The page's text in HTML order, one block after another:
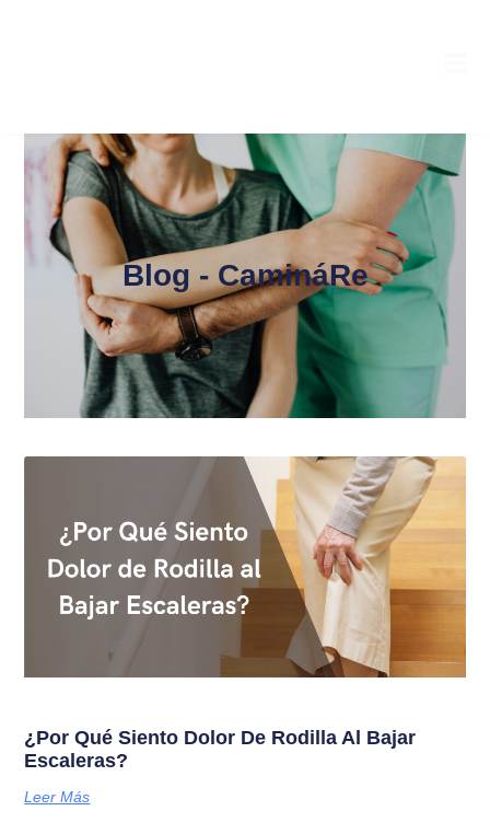
Blog - CamináRe
¿Por Qué Siento Dolor De Rodilla Al Bajar
Escaleras?
Leer Más